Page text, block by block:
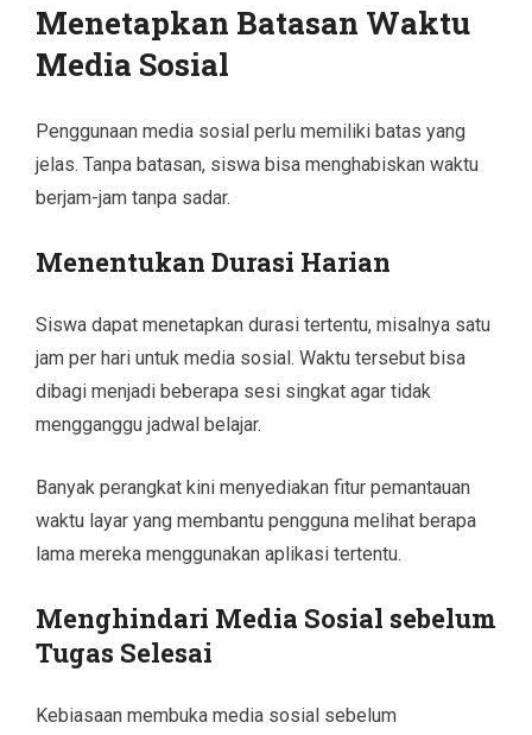
Menetapkan Batasan Waktu
Media Sosial
Penggunaan media sosial perlu memiliki batas yang
jelas. Tanpa batasan, siswa bisa menghabiskan waktu
berjam-jam tanpa sadar.
Menentukan Durasi Harian
Siswa dapat menetapkan durasi tertentu, misalnya satu
jam per hari untuk media sosial. Waktu tersebut bisa
dibagi menjadi beberapa sesi singkat agar tidak
mengganggu jadwal belajar.
Banyak perangkat kini menyediakan fitur pemantauan
waktu layar yang membantu pengguna melihat berapa
lama mereka menggunakan aplikasi tertentu.
Menghindari Media Sosial sebelum
Tugas Selesai
Kebiasaan membuka media sosial sebelum